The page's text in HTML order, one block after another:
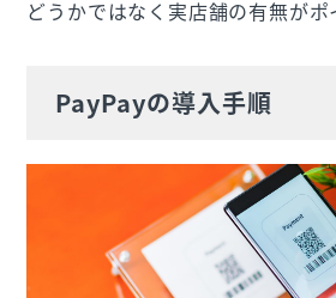
どうかではなく実店舗の有無がポ
PayPayの導入手順